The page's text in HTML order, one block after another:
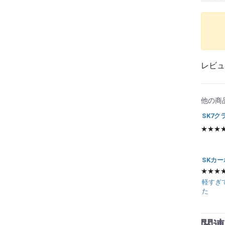
レビ
他の商
SK7ク
SKカー
軽すぎ
た